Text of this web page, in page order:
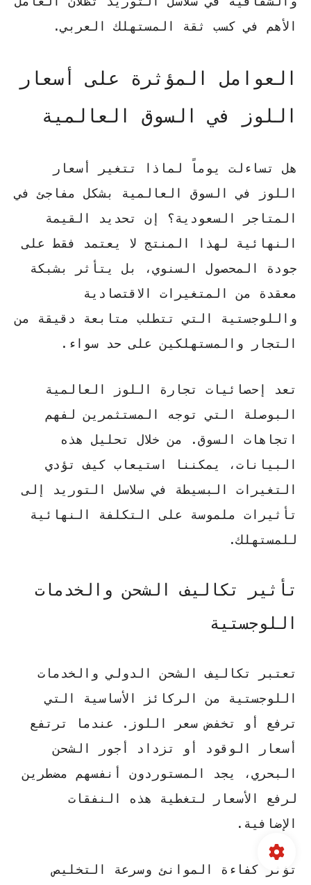
الأهم في كسب ثقة المستهلك العربي.
العوامل المؤثرة على أسعار
اللوز في السوق العالمية
هل تساءلت يوماً لماذا تتغير
أسعار
اللوز في السوق العالمية بشكل مفاجئ في
المتاجر السعودية؟ إن تحديد القيمة
النهائية لهذا المنتج لا يعتمد فقط على
جودة المحصول السنوي، بل يتأثر بشبكة
معقدة من المتغيرات الاقتصادية
واللوجستية التي تتطلب متابعة دقيقة من
التجار والمستهلكين على حد سواء.
تعد إحصائيات تجارة اللوز
العالمية
البوصلة التي توجه المستثمرين لفهم
اتجاهات السوق. من خلال تحليل هذه
البيانات، يمكننا استيعاب كيف تؤدي
التغيرات البسيطة في سلاسل التوريد إلى
تأثيرات ملموسة على التكلفة النهائية
للمستهلك.
تأثير تكاليف الشحن والخدمات
اللوجستية
تعتبر تكاليف الشحن الدولي والخدمات
اللوجستية من الركائز الأساسية التي
ترفع أو تخفض سعر اللوز. عندما ترتفع
أسعار الوقود أو تزداد أجور الشحن
البحري، يجد المستوردون أنفسهم مضطرين
لرفع الأسعار لتغطية هذه النفقات
الإضافية.
تؤثر كفاءة الموانئ وسرعة التخليص